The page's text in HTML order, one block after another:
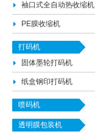
袖口式全自动热收缩机
PE膜收缩机
打码机
固体墨轮打码机
纸盒钢印打码机
喷码机
透明膜包装机